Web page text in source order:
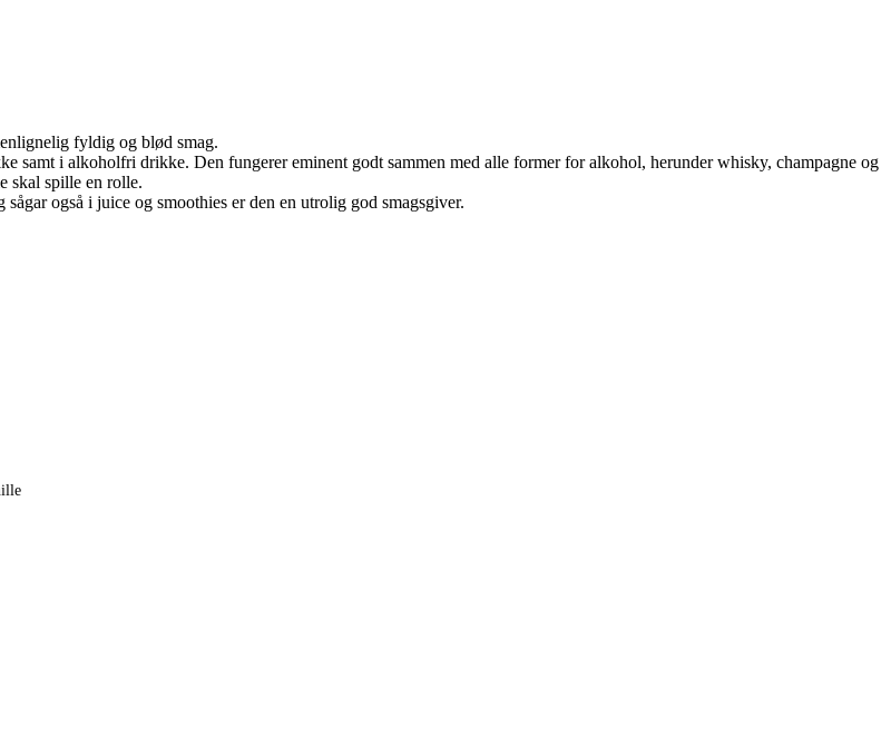
fyldig og blød smag.
samt i alkoholfri drikke. Den fungerer eminent godt sammen med alle former for alkohol, herunder whisky, champagne og
skal spille en rolle.
også i juice og smoothies er den en utrolig god smagsgiver.